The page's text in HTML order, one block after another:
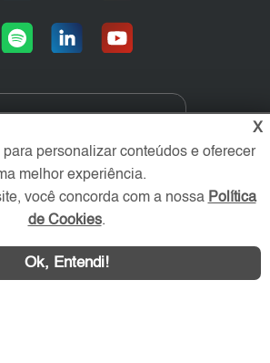
acesse sua conta:
X
personalizar conteúdos e oferecer
melhor experiência.
você concorda com a nossa Política
de Cookies.
Ok, Entendi!